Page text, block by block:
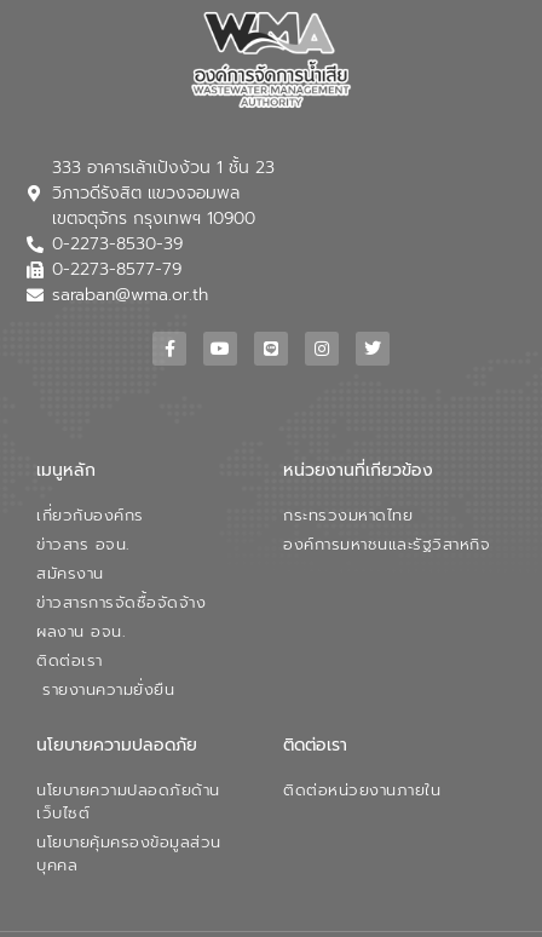
(อจน.) มาผสานกับประสบการณ์และ
เทคโนโลยีโครงข่ายน้ำครบวงจรในพื้นที่ EEC
ของอีสท์ วอเตอร์ เพื่อร่วมกันศึกษา
เทคโนโลยีการปรับปรุงคุณภาพน้ำ (Water
Reuse) และพัฒนารูปแบบการดำเนินงาน
ใช้น้ำที่พุ่งสูงขึ้นจากการขยายตัวของ
การองค์การจัดการน้ำเสีย กล่าวถึงภารกิจ
เพื่อสนับสนุนการพัฒนาเมืองอย่างยั่งยืน
ขณะที่ นายบดินทร์ อุดล กรรมการผู้อำนวย
สมดุลทางเศรษฐกิจและสิ่งแวดล้อมได้อย่าง
ภาคเอกชนในครั้งนี้ นับเป็นก้าวสำคัญของ
องค์การจัดการน้ำเสีย (อจน.) ในการร่วมวาง
333 อาคารเล้าเป้งง้วน 1 ชั้น 23
วิภาวดีรังสิต แขวงจอมพล
เขตจตุจักร กรุงเทพฯ 10900
0-2273-8530-39
0-2273-8577-79
saraban@wma.or.th
เมนูหลัก
เกี่ยวกับองค์กร
ข่าวสาร อจน.
สมัครงาน
ข่าวสารการจัดซื้อจัดจ้าง
ผลงาน อจน.
ติดต่อเรา
รายงานความยั่งยืน
หน่วยงานที่เกียวข้อง
กระทรวงมหาดไทย
องค์การมหาชนและรัฐวิสาหกิจ
นโยบายความปลอดภัย
นโยบายความปลอดภัยด้าน
เว็บไซต์
นโยบายคุ้มครองข้อมูลส่วน
บุคคล
ติดต่อเรา
ติดต่อหน่วยงานภายใน